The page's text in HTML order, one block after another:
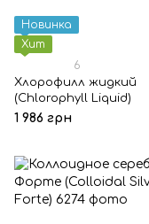
Новинка
Хит
6
Хлорофилл жидкий
(Chlorophyll Liquid)
1 986 грн